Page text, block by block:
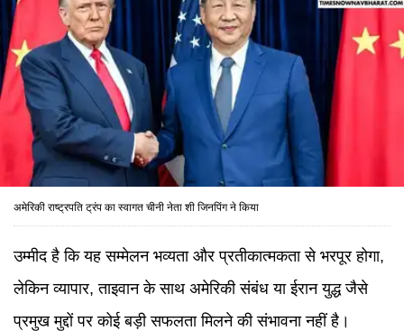
अमेरिकी राष्ट्रपति ट्रंप का स्वागत चीनी नेता शी जिनपिंग ने किया
उम्मीद है कि यह सम्मेलन भव्यता और प्रतीकात्मकता से भरपूर होगा,
लेकिन व्यापार, ताइवान के साथ अमेरिकी संबंध या ईरान युद्ध जैसे
प्रमुख मुद्दों पर कोई बड़ी सफलता मिलने की संभावना नहीं है।